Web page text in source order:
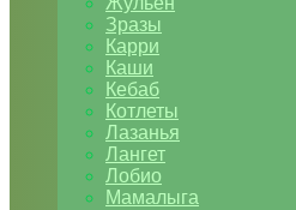
Зразы
Карри
Каши
Кебаб
Котлеты
Лазанья
Лангет
Лобио
Мамалыга